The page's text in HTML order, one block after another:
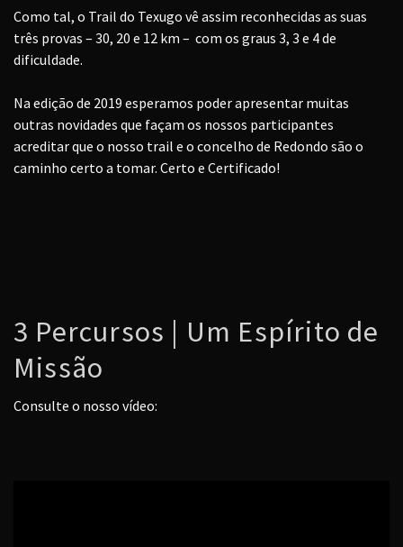
Como tal, o Trail do Texugo vê assim reconhecidas as suas
três provas – 30, 20 e 12 km – com os graus 3, 3 e 4 de
dificuldade.
Na edição de 2019 esperamos poder apresentar muitas
outras novidades que façam os nossos participantes
acreditar que o nosso trail e o concelho de Redondo são o
caminho certo a tomar. Certo e Certificado!
3 Percursos | Um Espírito de
Missão
Consulte o nosso vídeo: